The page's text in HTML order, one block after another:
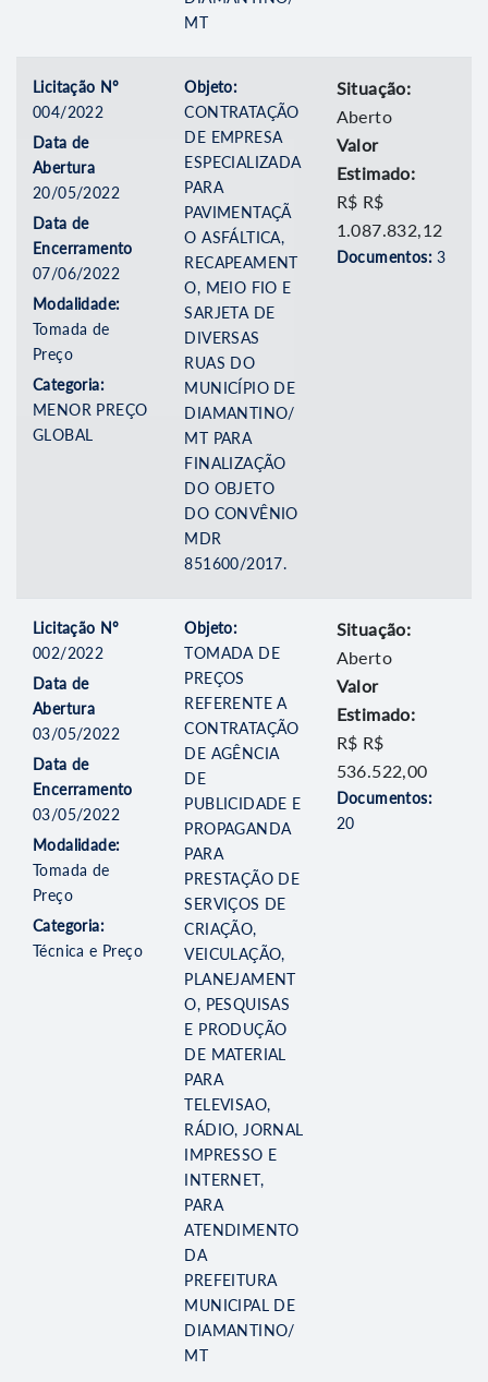
MT
Licitação Nº
004/2022
Data de
Abertura
20/05/2022
Data de
Encerramento
07/06/2022
Modalidade:
Tomada de
Preço
Categoria:
MENOR PREÇO
GLOBAL
Objeto:
CONTRATAÇÃO
DE EMPRESA
ESPECIALIZADA
PARA
PAVIMENTAÇÃ
O ASFÁLTICA,
RECAPEAMENT
O, MEIO FIO E
SARJETA DE
DIVERSAS
RUAS DO
MUNICÍPIO DE
DIAMANTINO/
MT PARA
FINALIZAÇÃO
DO OBJETO
DO CONVÊNIO
MDR
851600/2017.
Situação:
Aberto
Valor
Estimado:
R$ R$
1.087.832,12
Documentos:3
Licitação Nº
002/2022
Data de
Abertura
03/05/2022
Data de
Encerramento
03/05/2022
Modalidade:
Tomada de
Preço
Categoria:
Técnica e Preço
Objeto:
TOMADA DE
PREÇOS
REFERENTE A
CONTRATAÇÃO
DE AGÊNCIA
DE
PUBLICIDADE E
PROPAGANDA
PARA
PRESTAÇÃO DE
SERVIÇOS DE
CRIAÇÃO,
VEICULAÇÃO,
PLANEJAMENT
O, PESQUISAS
E PRODUÇÃO
DE MATERIAL
PARA
TELEVISAO,
RÁDIO, JORNAL
IMPRESSO E
INTERNET,
PARA
ATENDIMENTO
DA
PREFEITURA
MUNICIPAL DE
DIAMANTINO/
MT
Situação:
Aberto
Valor
Estimado:
R$ R$
536.522,00
Documentos:
20